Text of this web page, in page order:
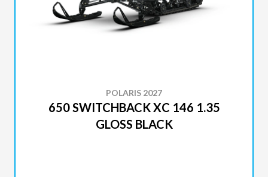
POLARIS 2027
650 SWITCHBACK XC 146 1.35
GLOSS BLACK